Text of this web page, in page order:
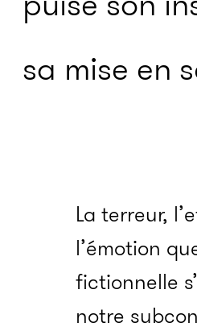
sa mise en
La terreur,
l’émotion
fictionnelle
notre